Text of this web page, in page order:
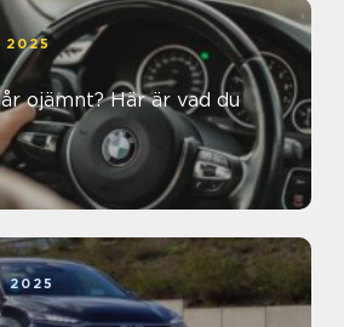
ojämnt? Här är vad du
2025